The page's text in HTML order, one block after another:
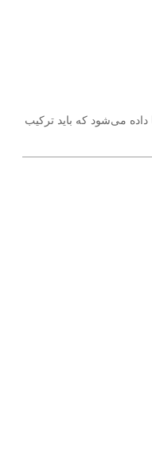
داده می‌شود که باید ترکیب